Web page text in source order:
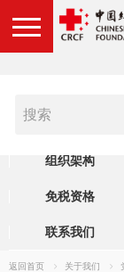
机构简介
组织架构
免税资格
联系我们
返回首页 关于我们